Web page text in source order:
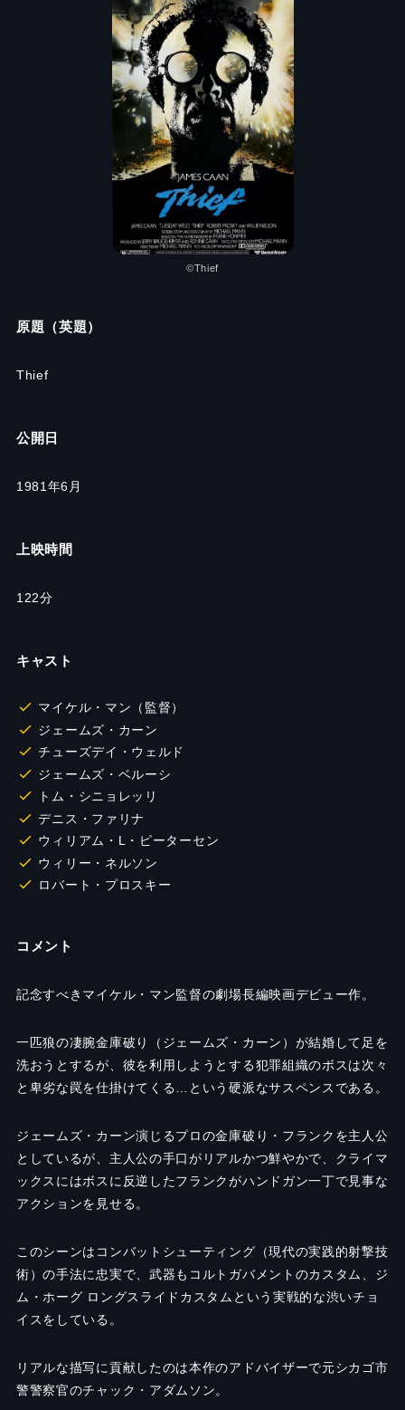
©Thief
原題（英題）
Thief
公開日
1981年6月
上映時間
122分
キャスト
マイケル・マン（監督）
ジェームズ・カーン
チューズデイ・ウェルド
ジェームズ・ベルーシ
トム・シニョレッリ
デニス・ファリナ
ウィリアム・L・ピーターセン
ウィリー・ネルソン
ロバート・プロスキー
コメント
記念すべきマイケル・マン監督の劇場長編映画デビュー作。
一匹狼の凄腕金庫破り（ジェームズ・カーン）が結婚して足を
洗おうとするが、彼を利用しようとする犯罪組織のボスは次々
と卑劣な罠を仕掛けてくる…という硬派なサスペンスである。
ジェームズ・カーン演じるプロの金庫破り・フランクを主人公
としているが、主人公の手口がリアルかつ鮮やかで、クライマ
ックスにはボスに反逆したフランクがハンドガン一丁で見事な
アクションを見せる。
このシーンはコンバットシューティング（現代の実践的射撃技
術）の手法に忠実で、武器もコルトガバメントのカスタム、ジ
ム・ホーグ ロングスライドカスタムという実戦的な渋いチョ
イスをしている。
リアルな描写に貢献したのは本作のアドバイザーで元シカゴ市
警警察官のチャック・アダムソン。